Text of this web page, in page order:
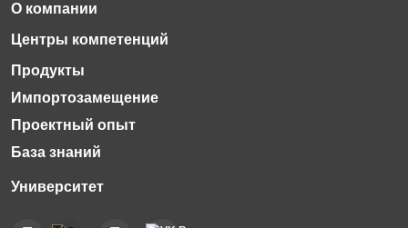
Импортозамещение
Проектный опыт
База знаний